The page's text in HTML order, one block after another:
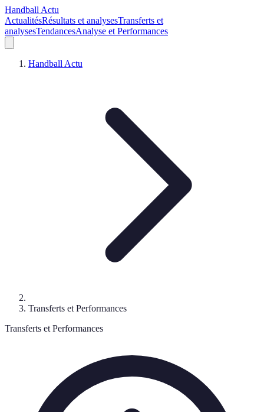
Handball Actu
ActualitésRésultats et analysesTransferts et
analysesTendancesAnalyse et Performances
Handball Actu
Transferts et Performances
Transferts et Performances